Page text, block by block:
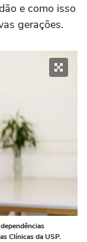
e como isso
gerações.
Clínicas da USP.